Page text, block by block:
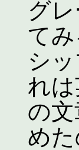
グ
て
シ
れ
の
めた